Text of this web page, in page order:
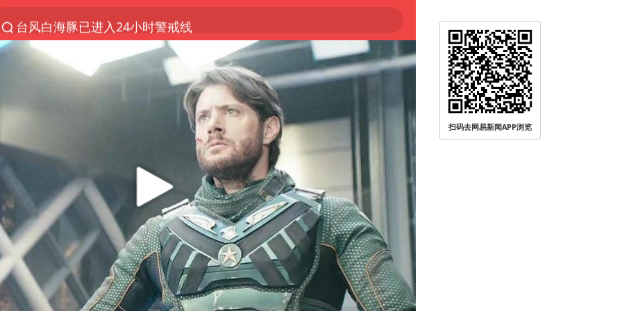
台风白海豚已进入24小时警戒线
“秋天的第一杯奶茶”6岁了
上海：台风白海豚或将带来龙卷风
四川宜宾高县4.9级地震致1死
国乒男单横滨冠军赛全军覆没
38岁演员求职万岁山NPC成功
胡彦斌获《歌手2026》歌王
U17国足三连胜晋级明日之星半决赛
美股存储板块集体大跌
中巨芯：上半年归母净利润1405.77万元
东航：国内客票提前14天免费退改
扫码去网易新闻APP浏览